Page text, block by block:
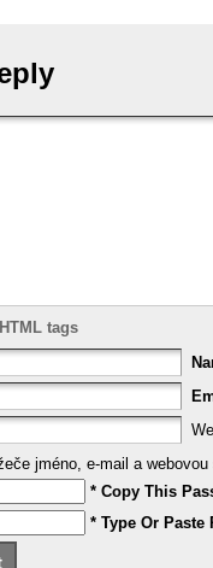
tags
jméno, e-mail a
* Copy This
* Type Or Paste